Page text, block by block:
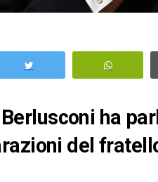
ha
del